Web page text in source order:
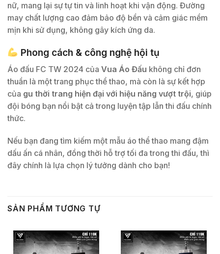
nữ, mang lại sự tự tin và linh hoạt khi vận động. Đường
may chất lượng cao đảm bảo độ bền và cảm giác mềm
mịn khi sử dụng, không gây kích ứng da.
Phong cách & công nghệ hội tụ
Áo đấu FC TW 2024 của Vua Áo Đấu không chỉ đơn
thuần là một trang phục thể thao, mà còn là sự kết hợp
của gu thời trang hiện đại với hiệu năng vượt trội, giúp
đội bóng bạn nổi bật cả trong luyện tập lẫn thi đấu chính
thức.
Nếu bạn đang tìm kiếm một mẫu áo thể thao mang đậm
dấu ấn cá nhân, đồng thời hỗ trợ tối đa trong thi đấu, thì
đây chính là lựa chọn lý tưởng dành cho bạn!
SẢN PHẨM TƯƠNG TỰ